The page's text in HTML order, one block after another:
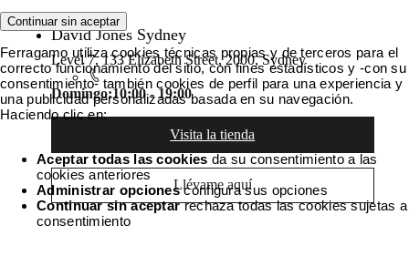
David Jones Sydney
Level 7, 133 Elizabeth Street, 2000, Sydney
Domingo:10:00 - 19:00
Visita la tienda
Llévame aquí
Continuar sin aceptar
Ferragamo utiliza cookies técnicas propias y de terceros para el
correcto funcionamiento del sitio, con fines estadísticos y -con su
consentimiento- también cookies de perfil para una experiencia y
una publicidad personalizadas basada en su navegación.
Haciendo clic en:
Aceptar todas las cookies da su consentimiento a las
cookies anteriores
Administrar opcionesconfigura sus opciones
Continuar sin aceptarrechaza todas las cookies sujetas a
consentimiento